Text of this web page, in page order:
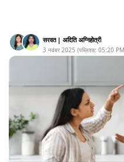
सरवत | अदिति अग्निहोत्री
3 नवंबर 2025 (पब्लिश्ड: 05:20 PM